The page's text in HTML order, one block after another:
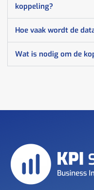
koppeling?
Hoe vaak wordt de
Wat is nodig om de